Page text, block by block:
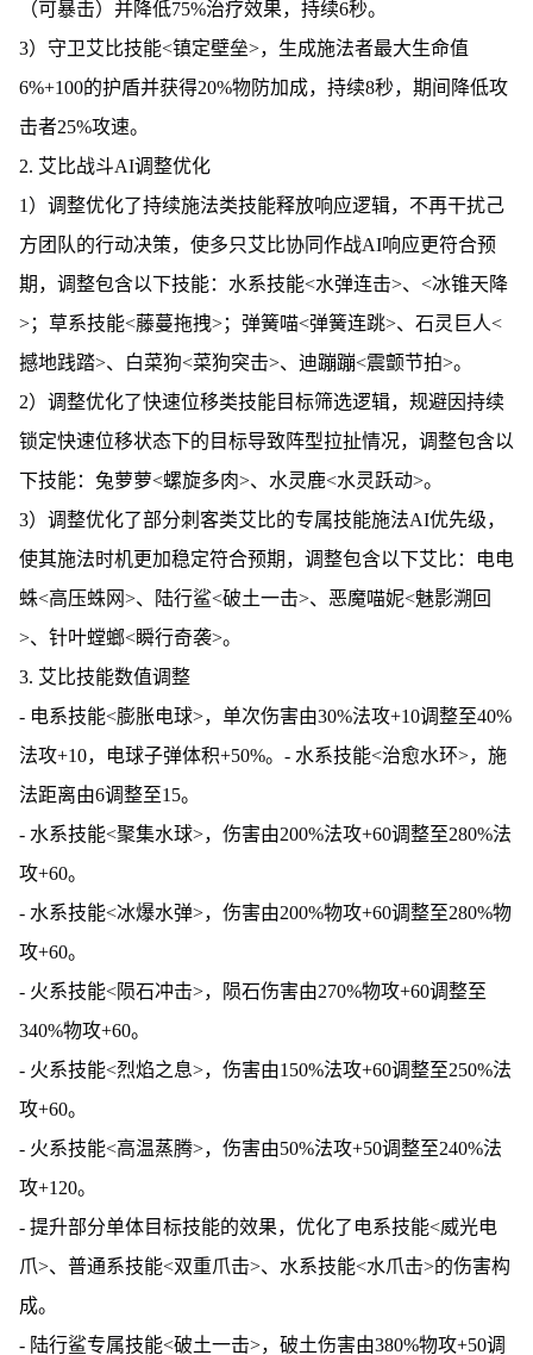
（可暴击）并降低75%治疗效果，持续6秒。
3）守卫艾比技能<镇定壁垒>，生成施法者最大生命值
6%+100的护盾并获得20%物防加成，持续8秒，期间降低攻
击者25%攻速。
2. 艾比战斗AI调整优化
1）调整优化了持续施法类技能释放响应逻辑，不再干扰己
方团队的行动决策，使多只艾比协同作战AI响应更符合预
期，调整包含以下技能：水系技能<水弹连击>、<冰锥天降
>；草系技能<藤蔓拖拽>；弹簧喵<弹簧连跳>、石灵巨人<
撼地践踏>、白菜狗<菜狗突击>、迪蹦蹦<震颤节拍>。
2）调整优化了快速位移类技能目标筛选逻辑，规避因持续
锁定快速位移状态下的目标导致阵型拉扯情况，调整包含以
下技能：兔萝萝<螺旋多肉>、水灵鹿<水灵跃动>。
3）调整优化了部分刺客类艾比的专属技能施法AI优先级，
使其施法时机更加稳定符合预期，调整包含以下艾比：电电
蛛<高压蛛网>、陆行鲨<破土一击>、恶魔喵妮<魅影溯回
>、针叶螳螂<瞬行奇袭>。
3. 艾比技能数值调整
- 电系技能<膨胀电球>，单次伤害由30%法攻+10调整至40%
法攻+10，电球子弹体积+50%。- 水系技能<治愈水环>，施
法距离由6调整至15。
- 水系技能<聚集水球>，伤害由200%法攻+60调整至280%法
攻+60。
- 水系技能<冰爆水弹>，伤害由200%物攻+60调整至280%物
攻+60。
- 火系技能<陨石冲击>，陨石伤害由270%物攻+60调整至
340%物攻+60。
- 火系技能<烈焰之息>，伤害由150%法攻+60调整至250%法
攻+60。
- 火系技能<高温蒸腾>，伤害由50%法攻+50调整至240%法
攻+120。
- 提升部分单体目标技能的效果，优化了电系技能<威光电
爪>、普通系技能<双重爪击>、水系技能<水爪击>的伤害构
成。
- 陆行鲨专属技能<破土一击>，破土伤害由380%物攻+50调